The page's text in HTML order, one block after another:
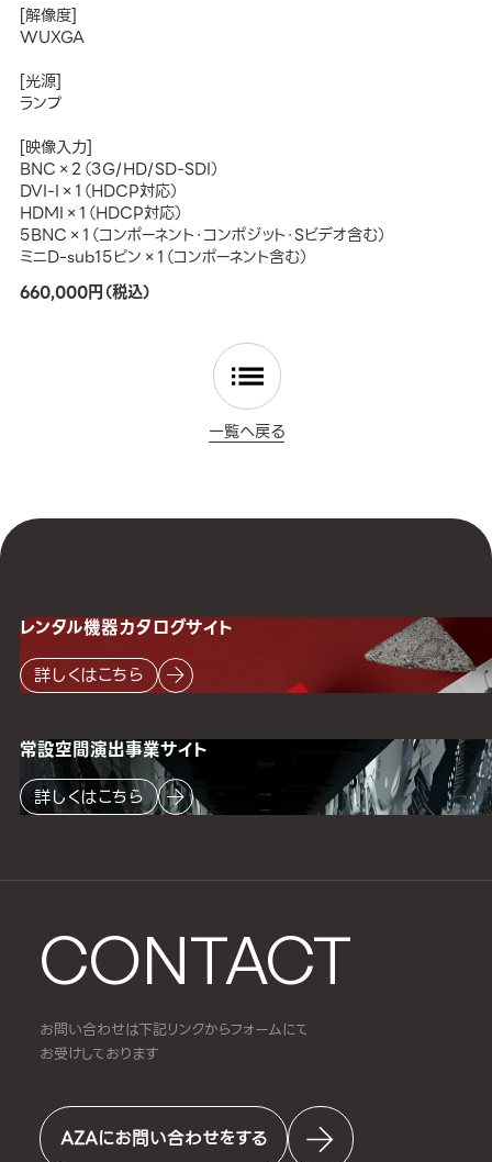
[解像度]
WUXGA
[光源]
ランプ
[映像入力]
BNC×2（3G/HD/SD-SDI）
DVI-I×1（HDCP対応）
HDMI×1（HDCP対応）
5BNC×1（コンポーネント・コンポジット・Sビデオ含む）
ミニD-sub15ピン×1（コンポーネント含む）
660,000円（税込）
一覧へ戻る
CONTACT
お問い合わせは下記リンクからフォームにて
お受けしております
AZAにお問い合わせをする
レンタル機器カタログサイト
詳しくはこちら
常設空間演出事業サイト
詳しくはこちら